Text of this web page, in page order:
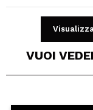
Il tuo video
VUOI